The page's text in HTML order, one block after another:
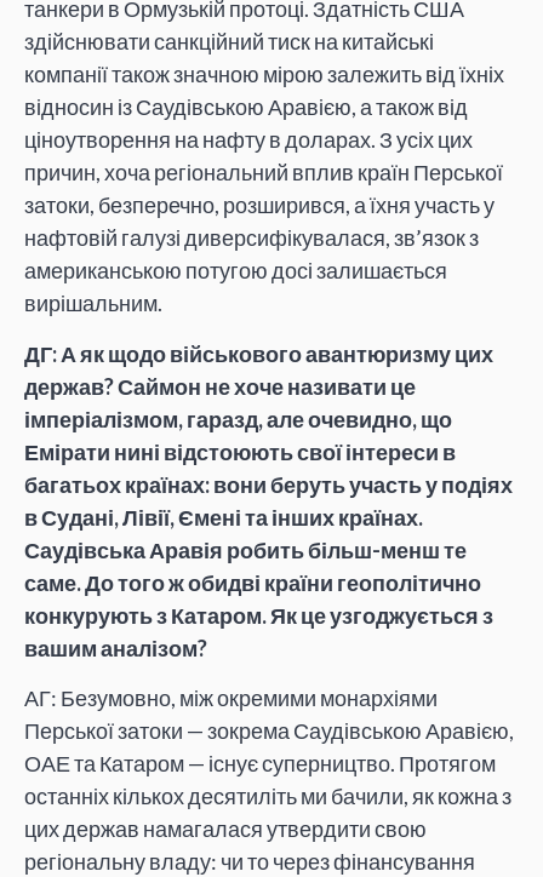
танкери в Ормузькій протоці. Здатність США
здійснювати санкційний тиск на китайські
компанії також значною мірою залежить від їхніх
відносин із Саудівською Аравією, а також від
ціноутворення на нафту в доларах. З усіх цих
причин, хоча регіональний вплив країн Перської
затоки, безперечно, розширився, а їхня участь у
нафтовій галузі диверсифікувалася, зв’язок з
американською потугою досі залишається
вирішальним.
ДГ: А як щодо військового авантюризму цих
держав? Саймон не хоче називати це
імперіалізмом, гаразд, але очевидно, що
Емірати нині відстоюють свої інтереси в
багатьох країнах: вони беруть участь у подіях
в Судані, Лівії, Ємені та інших країнах.
Саудівська Аравія робить більш-менш те
саме. До того ж обидві країни геополітично
конкурують з Катаром. Як це узгоджується з
вашим аналізом?
АГ: Безумовно, між окремими монархіями
Перської затоки — зокрема Саудівською Аравією,
ОАЕ та Катаром — існує суперництво. Протягом
останніх кількох десятиліть ми бачили, як кожна з
цих держав намагалася утвердити свою
регіональну владу: чи то через фінансування